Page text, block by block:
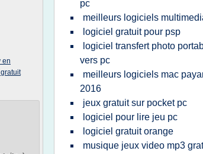
en
pc
meilleurs logiciels
logiciel gratuit pour psp
logiciel transfert photo
vers pc
meilleurs logiciels mac
2016
jeux gratuit sur pocket pc
logiciel pour lire jeu pc
logiciel gratuit orange
musique jeux video mp3